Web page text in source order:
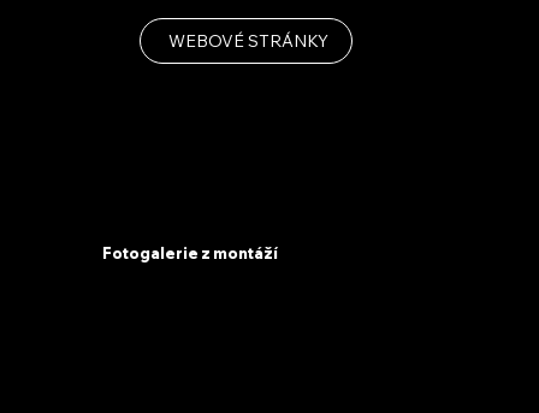
WEBOVÉ STRÁNKY
Fotogalerie z montáží